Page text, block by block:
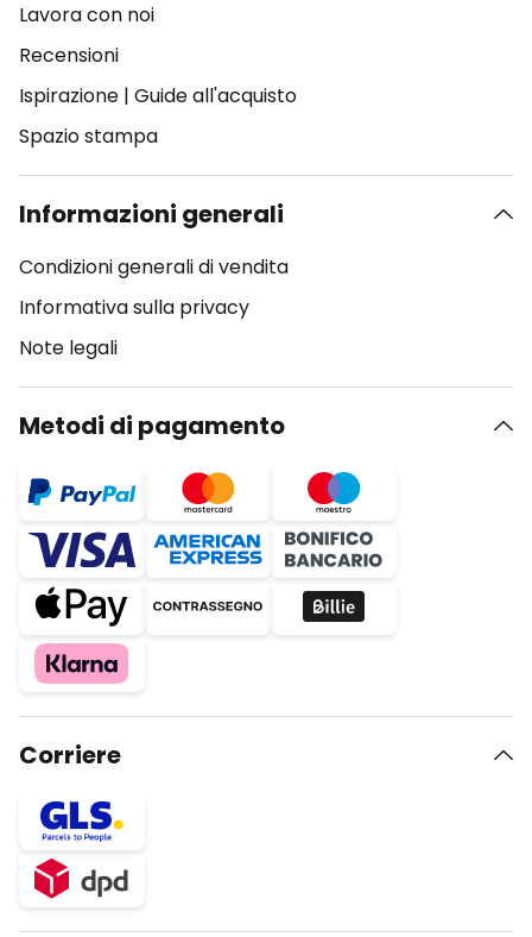
Lavora con noi
Recensioni
Ispirazione | Guide all'acquisto
Spazio stampa
Informazioni generali
Condizioni generali di vendita
Informativa sulla privacy
Note legali
Metodi di pagamento
Corriere